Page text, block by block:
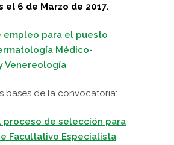
el 6 de Marzo de 2017.
empleo para el puesto
Médico-
Venereología
bases de la convocatoria:
proceso de selección para
Facultativo Especialista